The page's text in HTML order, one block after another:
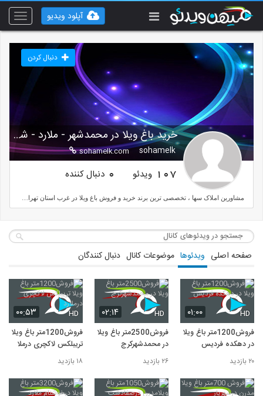
Toggle
آپلود ویدیو
خرید باغ ویلا در محمدشهر - ملارد - شهریار
sohamelk
sohamelk.com
دنبال کردن
107 ویدئو 0 دنبال کننده
صفحه اصلی ویدئوها موضوعات کانال دنبال کنندگان
۰۱:۰۰ HD
فروش1200متر باغ ویلا
در دهکده فردیس
۲۰ بازدید
۰۲:۱۴ HD
فروش2500متر باغ ویلا
در محمدشهرکرج
۲۶ بازدید
۰۰:۵۳ HD
فروش1200متر باغ ویلا
تریبلکس لاکچری درملارد
۱۸ بازدید